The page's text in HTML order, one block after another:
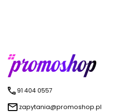
91 404 0557
zapytania@promoshop.pl